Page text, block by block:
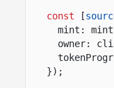
const [
mint:
owner:
});